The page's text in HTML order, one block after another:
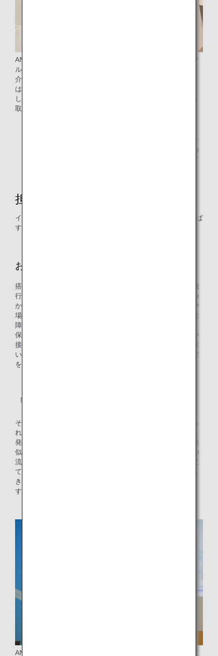
ANAはイベント・講演会において、協賛のうえ「ユニバーサ
ルなサービス」の取り組みや「そらぱす教室」について紹
介、デモンストレーションなどを実施しています。今年度
は、「インクルージョン フェスティバル」（*1）に参加
し、全国の子供たちにとって空の旅へのきっかけとなるよう
取り組んでいます。
全世界の共生社会の実現と「すべてのこどもが活躍で
きる」社会創出のため、一般社団法人 インクルージョ
ンJAPANの主催により、全国各地の空港で講演会やア
担当者インタビュー
イベントを担当した吉牟田さん（ANA CX推進室）に「そらぱ
す教室」に込める想いを伺いました。
お客様の困りごとに耳を傾ける
搭乗支援授業（ANAそらぱす教室）を企画するにあたり、飛
行機に乗る時に、障がいのあるお客様が何に不安を感じるの
かをお聞きしたところ、障がいの特性によって不安なことや
場面が異なることを知りました。例えば、知的障がい・発達
障がいのある方は、非日常の空間が苦手な方が多く、特に、
保安検査場は、制服を着た係員に恐怖を感じたり、検査音や
接触に抵抗を感じること、車いすをご利用の方は、自分の車
いすを貨物室に預けて、貸出し用の車いすに乗ることに不安
を感じる、などです。
「体験」を大事にする
そのようなお声を受けて、ANAそらぱす教室は授業を受けら
れる生徒様の障がいに寄り添う内容にすべく、知的障がい・
発達障がいのある生徒様向けのプログラムは、保安検査の擬
似体験をカリキュラムのメインとし、おひとりずつ、本番の
流れで検査を体験していただくものにしました。本物に見立
てた保安検査場と係員とのやり取りで、想像力ではカバーし
きれない点を補い、不安の払拭につながればと考えていま
す。
ANAは、お客様の声に寄り添いながら、これからも「すべて